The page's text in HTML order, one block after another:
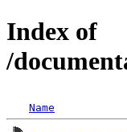
Index of
/
Name